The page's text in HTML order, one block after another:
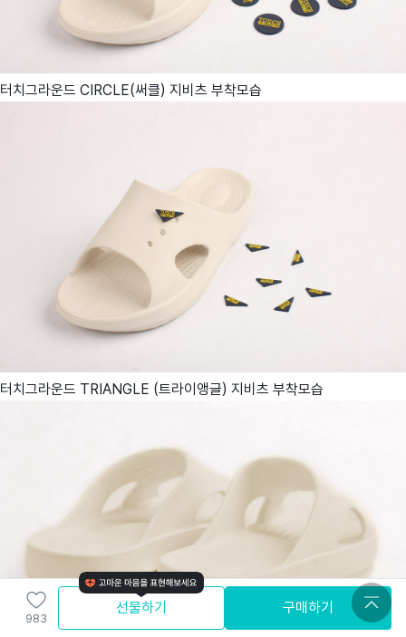
터치그라운드 CIRCLE(써클) 지비츠 부착모습
터치그라운드 TRIANGLE (트라이앵글) 지비츠 부착모습
983
선물하기 구매하기